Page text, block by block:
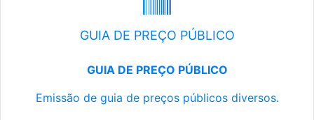
GUIA DE PREÇO PÚBLICO
GUIA DE PREÇO PÚBLICO
Emissão de guia de preços públicos diversos.